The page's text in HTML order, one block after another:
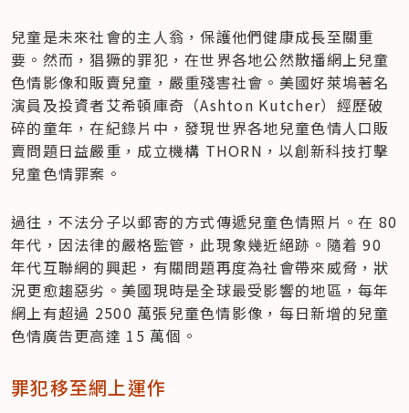
兒童是未來社會的主人翁，保護他們健康成長至關重
要。然而，猖獗的罪犯，在世界各地公然散播網上兒童
色情影像和販賣兒童，嚴重殘害社會。美國好萊塢著名
演員及投資者艾希頓庫奇（Ashton Kutcher）經歷破
碎的童年，在紀錄片中，發現世界各地兒童色情人口販
賣問題日益嚴重，成立機構 THORN，以創新科技打擊
兒童色情罪案。
過往，不法分子以郵寄的方式傳遞兒童色情照片。在 80
年代，因法律的嚴格監管，此現象幾近絕跡。隨着 90
年代互聯網的興起，有關問題再度為社會帶來威脅，狀
況更愈趨惡劣。美國現時是全球最受影響的地區，每年
網上有超過 2500 萬張兒童色情影像，每日新增的兒童
色情廣告更高達 15 萬個。
罪犯移至網上運作